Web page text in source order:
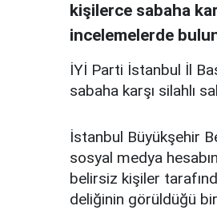
kişilerce sabaha
incelemelerde
İYİ Parti İstanbul İl
sabaha karşı silahlı
İstanbul Büyükşehir
sosyal medya
belirsiz kişiler
deliğinin görüldüğü